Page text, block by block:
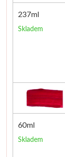
237ml
Skladem
60ml
Skladem